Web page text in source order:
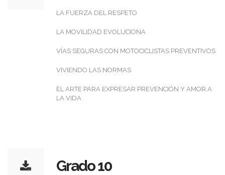
LA FUERZA DEL RESPETO
LA MOVILIDAD EVOLUCIONA
VÍAS SEGURAS CON MOTOCICLISTAS PREVENTIVOS
VIVIENDO LAS NORMAS
EL ARTE PARA EXPRESAR PREVENCIÓN Y AMOR A
LA VIDA
Grado 10